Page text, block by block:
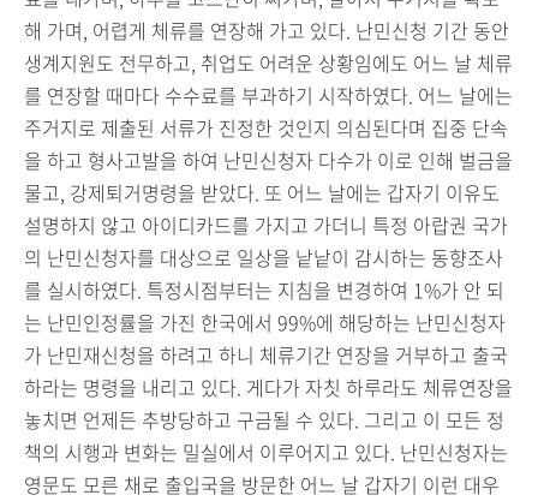
해 가며, 어렵게 체류를 연장해 가고 있다. 난민신청 기간 동안
생계지원도 전무하고, 취업도 어려운 상황임에도 어느 날 체류
를 연장할 때마다 수수료를 부과하기 시작하였다. 어느 날에는
주거지로 제출된 서류가 진정한 것인지 의심된다며 집중 단속
을 하고 형사고발을 하여 난민신청자 다수가 이로 인해 벌금을
물고, 강제퇴거명령을 받았다. 또 어느 날에는 갑자기 이유도
설명하지 않고 아이디카드를 가지고 가더니 특정 아랍권 국가
의 난민신청자를 대상으로 일상을 낱낱이 감시하는 동향조사
를 실시하였다. 특정시점부터는 지침을 변경하여 1%가 안 되
는 난민인정률을 가진 한국에서 99%에 해당하는 난민신청자
가 난민재신청을 하려고 하니 체류기간 연장을 거부하고 출국
하라는 명령을 내리고 있다. 게다가 자칫 하루라도 체류연장을
놓치면 언제든 추방당하고 구금될 수 있다. 그리고 이 모든 정
책의 시행과 변화는 밀실에서 이루어지고 있다. 난민신청자는
영문도 모른 채로 출입국을 방문한 어느 날 갑자기 이런 대우